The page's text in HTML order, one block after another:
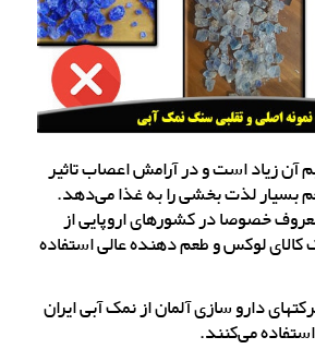
آن زیاد است و در آرامش اعصاب تاثیر
بسیار لذت بخشی را به غذا می‌دهد.
خصوصا در کشورهای اروپایی از
کالای لوکس و طعم دهنده عالی استفاده
دارو سازی آلمان از نمک آبی ایران
می‌کنند.